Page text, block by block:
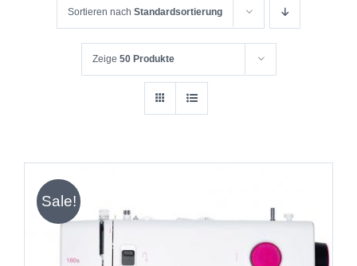
Sortieren nach Standardsortierung
Zeige 50 Produkte
Sale!